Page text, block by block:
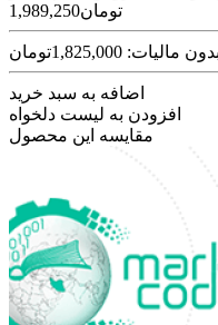
1,989,250تومان
1,825,000تومان
اضافه به سبد خرید
افزودن به لیست دلخواه
مقایسه این محصول